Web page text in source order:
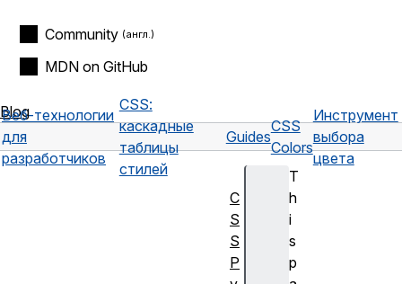
Community
MDN on GitHub
Blog
Веб-технологии
для
разработчиков
CSS:
каскадные
таблицы
стилей
Guides
CSS
Colors
Инструмент
выбора
цвета
T
h
i
s
p
C
S
S
Р